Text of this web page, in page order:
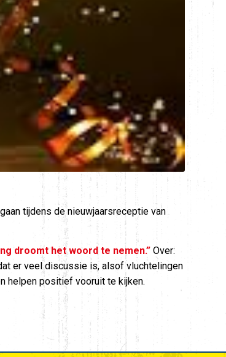
tijdens de nieuwjaarsreceptie van
droomt het woord te nemen.” Over:
er veel discussie is, alsof vluchtelingen
helpen positief vooruit te kijken.